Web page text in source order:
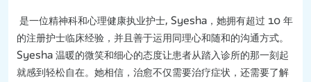
是一位精神科和心理健康执业护士, Syesha，她拥有超过 10 年
的注册护士临床经验，并且善于运用同理心和随和的沟通方式。
Syesha 温暖的微笑和细心的态度让患者从踏入诊所的那一刻起
就感到轻松自在。她相信，治愈不仅需要治疗症状，还需要了解